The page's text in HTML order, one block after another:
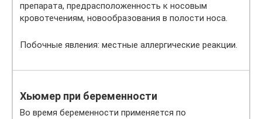
препарата, предрасположенность к носовым
кровотечениям, новообразования в полости носа.
Побочные явления: местные аллергические реакции.
Хьюмер при беременности
Во время беременности применяется по